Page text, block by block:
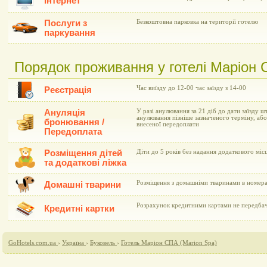
Послуги з
паркування
Безкоштовна парковка на території готелю
Порядок проживання у готелі
Реєстрація Час виїзду до 12-00 час заїзду з 14-00
Ануляція
бронювання /
Передоплата
У разі анулювання за 21 діб до дати заїзду
анулювання пізніше зазначеного терміну,
внесеної передоплати
Розміщення дітей
та додаткові ліжка
Діти до 5 років без надання додаткового
Домашні тварини Розміщення з домашніми тваринами в
Кредитні картки Розрахунок кредитними картами не
GoHotels.com.ua › Україна › Буковель › Готель Маріон СПА (Marion Spa)